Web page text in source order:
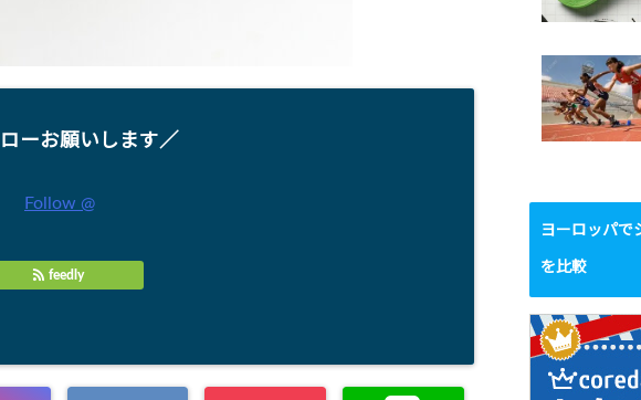
ーお願いします／
Follow @
feedly
ヨーロッパで
を比較